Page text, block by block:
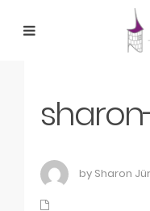
by Sharon